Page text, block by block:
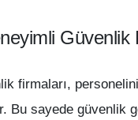
Güvenlik
firmaları,
Bu sayede güvenlik